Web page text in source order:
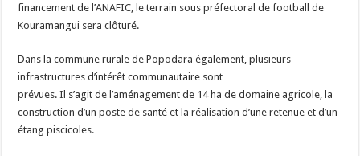
financement de l’ANAFIC, le terrain sous préfectoral de football de
Kouramangui sera clôturé.
Dans la commune rurale de Popodara également, plusieurs
infrastructures d’intérêt communautaire sont
prévues. Il s’agit de l’aménagement de 14 ha de domaine agricole, la
construction d’un poste de santé et la réalisation d’une retenue et d’un
étang piscicoles.